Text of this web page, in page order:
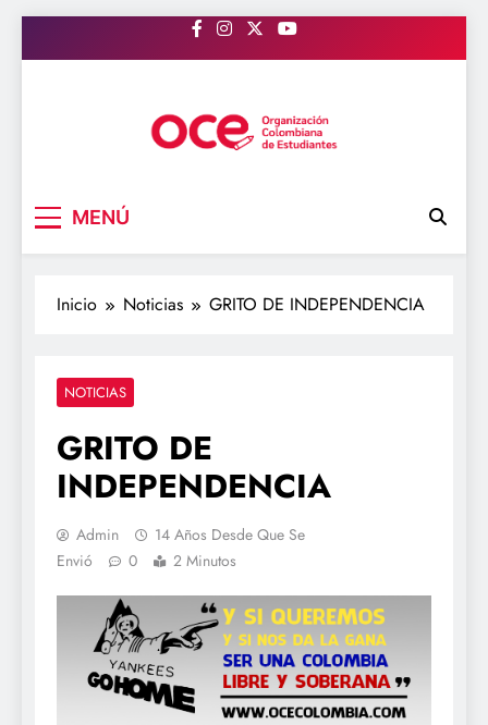
al
MENÚ
Inicio Noticias GRITO DE INDEPENDENCIA
NOTICIAS
GRITO DE
INDEPENDENCIA
Admin
14 Años Desde Que Se
Envió
0 2 Minutos